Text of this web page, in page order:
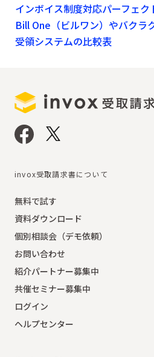
インボイス制度対応パーフェク
Bill One（ビルワン）やバクラ
受領システムの比較表
invox受取請求書について
無料で試す
資料ダウンロード
個別相談会（デモ依頼）
お問い合わせ
紹介パートナー募集中
共催セミナー募集中
ログイン
ヘルプセンター